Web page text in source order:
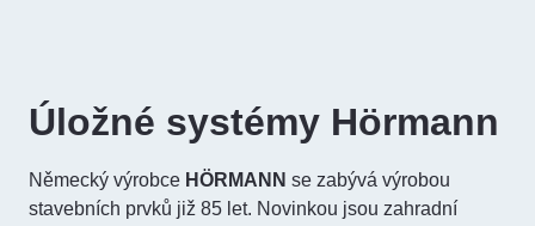
Úložné systémy Hörmann
Německý výrobce HÖRMANN se zabývá výrobou
stavebních prvků již 85 let. Novinkou jsou zahradní